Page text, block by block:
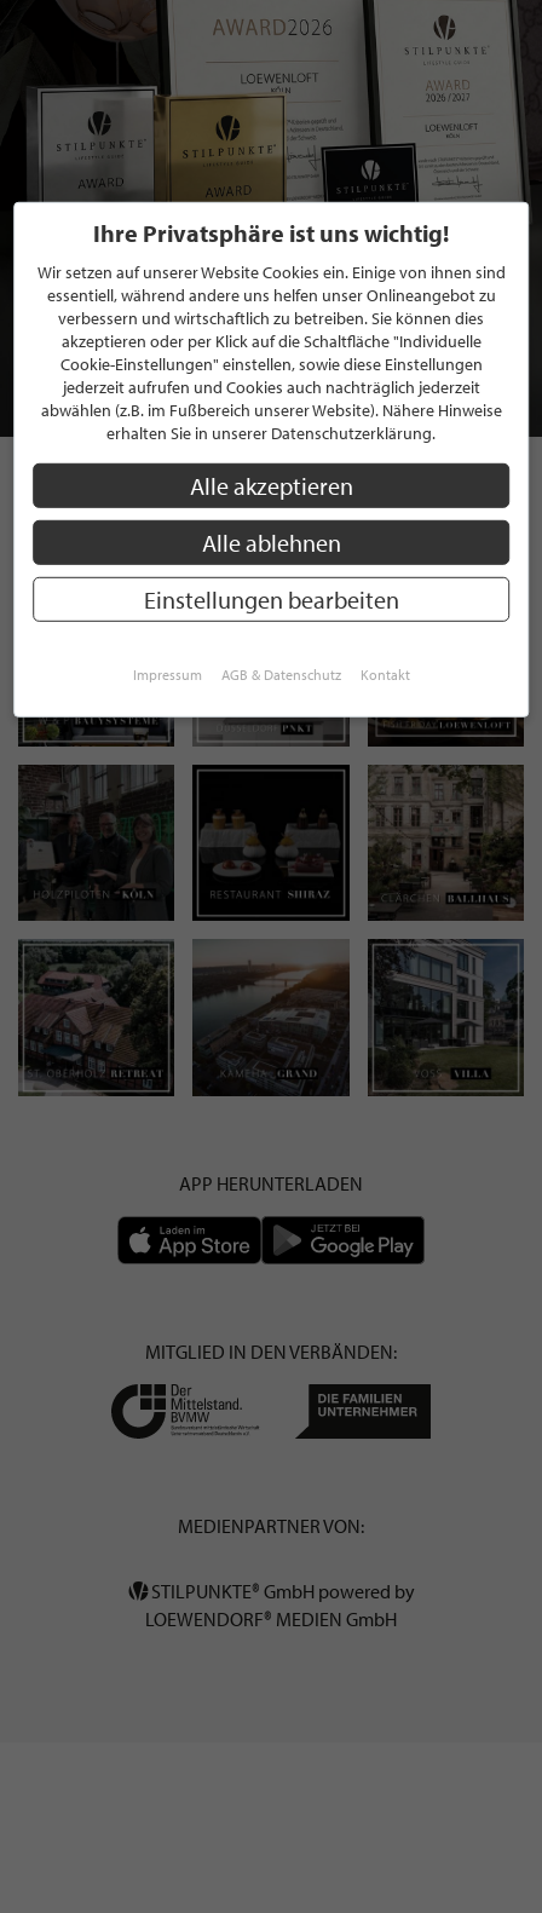
BEWERBEN SIE SICH FÜR EINE GRATIS
MITGLIEDSCHAFT BEI STILPUNKTE®
JETZT GRATIS BEWERBEN
STILPUNKTE AUF
INSTAGRAM
APP HERUNTERLADEN
MITGLIED IN DEN VERBÄNDEN:
MEDIENPARTNER VON:
STILPUNKTE® GmbH powered by
LOEWENDORF® MEDIEN GmbH
Ihre Privatsphäre ist uns wichtig!
Wir setzen auf unserer Website Cookies ein. Einige von ihnen sind
essentiell, während andere uns helfen unser Onlineangebot zu
verbessern und wirtschaftlich zu betreiben. Sie können dies
akzeptieren oder per Klick auf die Schaltfläche "Individuelle
Cookie-Einstellungen" einstellen, sowie diese Einstellungen
jederzeit aufrufen und Cookies auch nachträglich jederzeit
abwählen (z.B. im Fußbereich unserer Website). Nähere Hinweise
erhalten Sie in unserer Datenschutzerklärung.
Alle akzeptieren
Alle ablehnen
Einstellungen bearbeiten
Impressum AGB & Datenschutz Kontakt